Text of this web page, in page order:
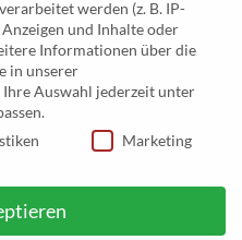
werden (z. B. IP-
und Inhalte oder
Informationen über die
in unserer
Ihre Auswahl jederzeit unter
Marketing